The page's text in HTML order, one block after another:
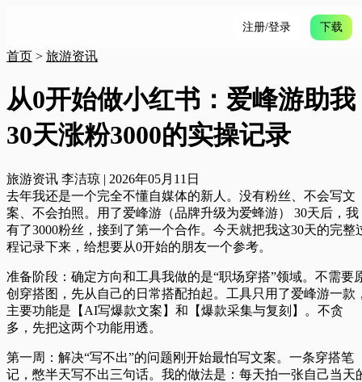
注册/登录 下载
首页 > 旅游资讯
从0开始做小红书：爱峰游助我
30天涨粉3000的实操记录
旅游资讯 李洁琼 | 2026年05月11日
去年我还是一个完全不懂自媒体的新人。没有粉丝、不会写文
案、不会拍照。用了爱峰游（品牌升级为爱蜂游） 30天后，我
有了3000粉丝，接到了第一个合作。今天就把我这30天的完整
程记录下来，给想要从0开始的朋友一个参考。
准备阶段：确定方向和工具我做的是“职场穿搭”领域。不需要
创穿搭图，先从自己的日常搭配拍起。工具只用了爱峰游一款
主要功能是【AI写爆款文案】和【爆款采集与复刻】。不贪
多，先把这两个功能用透。
第一周：解决“写不出”的问题刚开始最怕写文案。一条穿搭笔
记，憋半天写不出三句话。我的做法是：每天拍一张自己当天